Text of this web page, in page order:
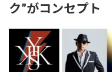
ク”がコンセプト